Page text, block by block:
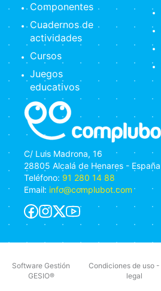
C/ Luis Madrona, 16
28805 Alcalá de Henares - España
Teléfono: 91 280 14 88
Email: info@complubot.com
Componentes
Cuadernos de
actividades
Cursos
Juegos
educativos
Software Gestión
GESIO®
Condiciones de uso -
legal